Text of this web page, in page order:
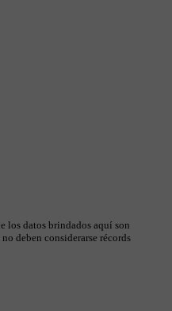
los datos brindados aquí son
deben considerarse récords